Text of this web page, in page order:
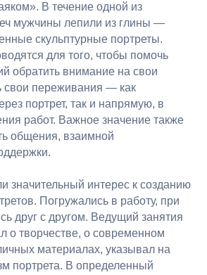
В течение одной из
мужчины лепили из глины —
скульптурные портреты.
для того, чтобы помочь
обратить внимание на свои
свои переживания — как
портрет, так и напрямую, в
работ. Важное значение также
общения, взаимной
значительный интерес к созданию
Погружались в работу, при
друг с другом. Ведущий занятия
о творчестве, о современном
материалах, указывал на
портрета. В определенный